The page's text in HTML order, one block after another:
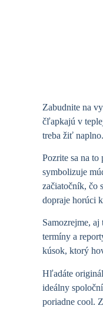
Zabudnite na
čľapkajú v
treba žiť naplno.
Pozrite sa na to
symbolizuje
začiatočník, čo
dopraje horúci
Samozrejme,
termíny a
kúsok, ktorý
Hľadáte
ideálny
poriadne cool.